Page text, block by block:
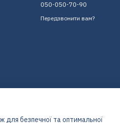
050-050-70-90
Передзвонити вам?
для безпечної та оптимальної